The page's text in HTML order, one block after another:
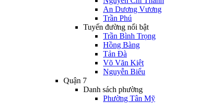
An Dương Vương
Trần Phú
Tuyến đường nổi bật
Trần Bình Trọng
Hồng Bàng
Tản Đà
Võ Văn Kiệt
Nguyễn Biểu
Quận 7
Danh sách phường
Phường Tân Mỹ